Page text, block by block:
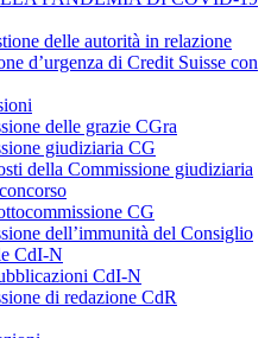
delle autorità in relazione
d’urgenza di Credit Suisse con
delle grazie CGra
giudiziaria CG
della Commissione giudiziaria
CG
dell’immunità del Consiglio
CdI-N
CdI-N
di redazione CdR